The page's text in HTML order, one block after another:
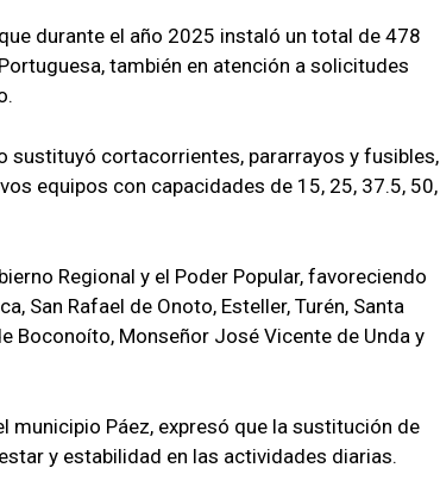
durante el año 2025 instaló un total de 478
también en atención a solicitudes
sustituyó cortacorrientes, pararrayos y fusibles,
equipos con capacidades de 15, 25, 37.5, 50,
Regional y el Poder Popular, favoreciendo
San Rafael de Onoto, Esteller, Turén, Santa
Boconoíto, Monseñor José Vicente de Unda y
municipio Páez, expresó que la sustitución de
y estabilidad en las actividades diarias.